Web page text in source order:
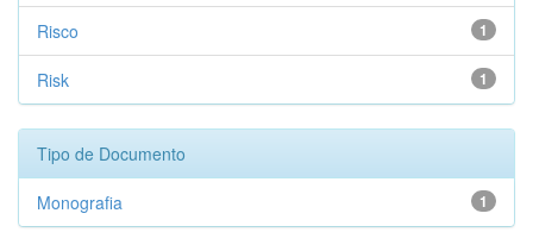
1
Risco
1
Risk
Tipo de Documento
1
Monografia